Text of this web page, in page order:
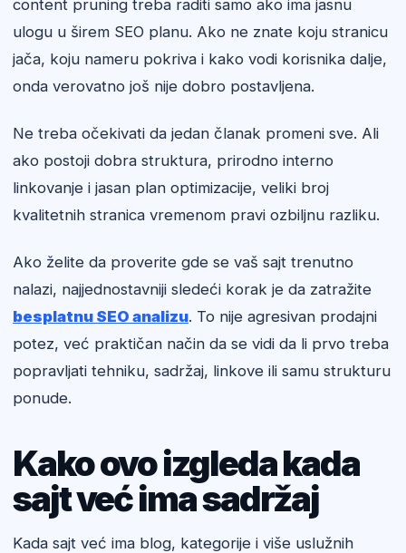
content pruning treba raditi samo ako ima jasnu
ulogu u širem SEO planu. Ako ne znate koju stranicu
jača, koju nameru pokriva i kako vodi korisnika dalje,
onda verovatno još nije dobro postavljena.
Ne treba očekivati da jedan članak promeni sve. Ali
ako postoji dobra struktura, prirodno interno
linkovanje i jasan plan optimizacije, veliki broj
kvalitetnih stranica vremenom pravi ozbiljnu razliku.
Ako želite da proverite gde se vaš sajt trenutno
nalazi, najjednostavniji sledeći korak je da zatražite
besplatnu SEO analizu. To nije agresivan prodajni
potez, već praktičan način da se vidi da li prvo treba
popravljati tehniku, sadržaj, linkove ili samu strukturu
ponude.
Kako ovo izgleda kada
sajt već ima sadržaj
Kada sajt već ima blog, kategorije i više uslužnih